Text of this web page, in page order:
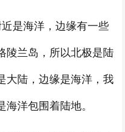
是海洋，边缘有一些
陵兰岛，所以北极是陆
大陆，边缘是海洋，我
洋包围着陆地。